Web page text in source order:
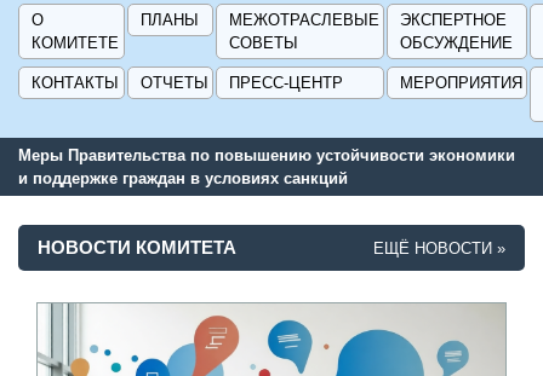
О
КОМИТЕТЕ
ПЛАНЫ
МЕЖОТРАСЛЕВЫЕ
СОВЕТЫ
ЭКСПЕРТНОЕ
ОБСУЖДЕНИЕ
КОНТАКТЫ ОТЧЕТЫ ПРЕСС-ЦЕНТР МЕРОПРИЯТИЯ
Меры Правительства по повышению устойчивости экономики
и поддержке граждан в условиях санкций
ЕЩЁ НОВОСТИ »
НОВОСТИ КОМИТЕТА